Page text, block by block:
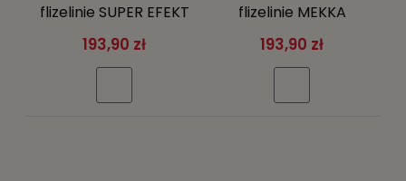
flizelinie SUPER EFEKT
3D schody + klej
gratis
193,90 zł
flizelinie MEKKA
pielgrzymi Arabia +
klej gratis
193,90 zł